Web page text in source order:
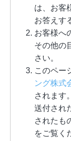
は、お客
お答えす
お客様へ
その他の
さい。
このペー
ング株式
されます
送付され
されたも
をご覧く